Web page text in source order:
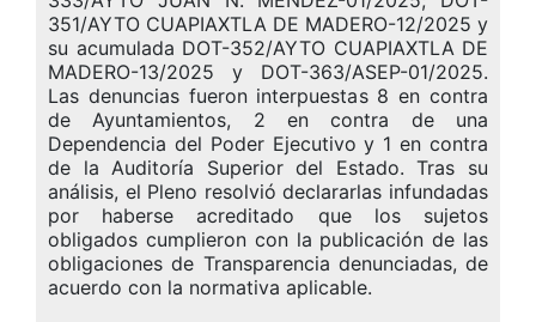
351/AYTO CUAPIAXTLA DE MADERO-12/2025 y
su acumulada DOT-352/AYTO CUAPIAXTLA DE
MADERO-13/2025 y DOT-363/ASEP-01/2025.
Las denuncias fueron interpuestas 8 en contra
de Ayuntamientos, 2 en contra de una
Dependencia del Poder Ejecutivo y 1 en contra
de la Auditoría Superior del Estado. Tras su
análisis, el Pleno resolvió declararlas infundadas
por haberse acreditado que los sujetos
obligados cumplieron con la publicación de las
obligaciones de Transparencia denunciadas, de
acuerdo con la normativa aplicable.